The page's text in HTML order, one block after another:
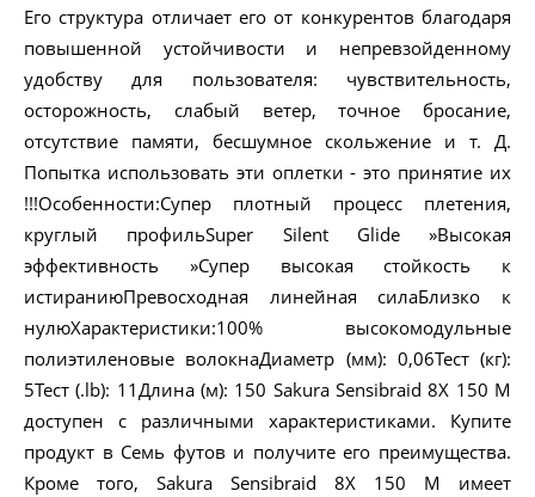
Его структура отличает его от конкурентов благодаря
повышенной устойчивости и непревзойденному
удобству для пользователя: чувствительность,
осторожность, слабый ветер, точное бросание,
отсутствие памяти, бесшумное скольжение и т. Д.
Попытка использовать эти оплетки - это принятие их
!!!Особенности:Супер плотный процесс плетения,
круглый профильSuper Silent Glide »Высокая
эффективность »Супер высокая стойкость к
истираниюПревосходная линейная силаБлизко к
нулюХарактеристики:100% высокомодульные
полиэтиленовые волокнаДиаметр (мм): 0,06Тест (кг):
5Тест (.lb): 11Длина (м): 150 Sakura Sensibraid 8X 150 M
доступен с различными характеристиками. Купите
продукт в Семь футов и получите его преимущества.
Кроме того, Sakura Sensibraid 8X 150 M имеет